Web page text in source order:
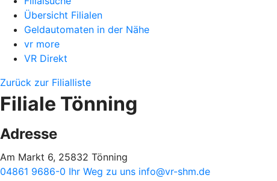
Übersicht Filialen
Geldautomaten in der Nähe
vr more
VR Direkt
Zurück zur Filialliste
Filiale Tönning
Adresse
Am Markt 6, 25832 Tönning
04861 9686-0 Ihr Weg zu uns info@vr-shm.de